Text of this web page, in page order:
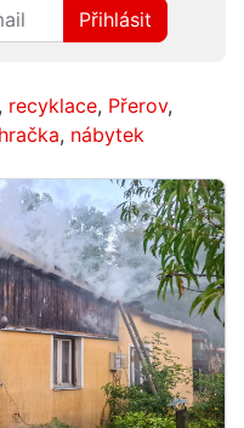
Přihlásit
recyklace, Přerov,
hračka, nábytek